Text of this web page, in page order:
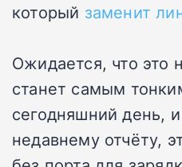
который заменит
Ожидается, что это
станет самым
сегодняшний день,
недавнему отчёту,